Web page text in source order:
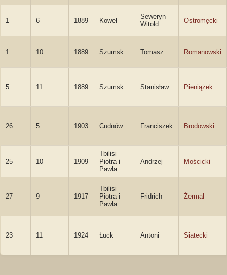
1 6 1889 Kowel
Seweryn
Witold
Ostromęcki
1 10 1889 Szumsk Tomasz Romanowski
5 11 1889 Szumsk Stanisław Pieniążek
26 5 1903 Cudnów Franciszek Brodowski
25 10 1909
Tbilisi
Piotra i
Pawła
Andrzej Mościcki
27 9 1917
Tbilisi
Piotra i
Pawła
Fridrich Żermal
23 11 1924 Łuck Antoni Siatecki